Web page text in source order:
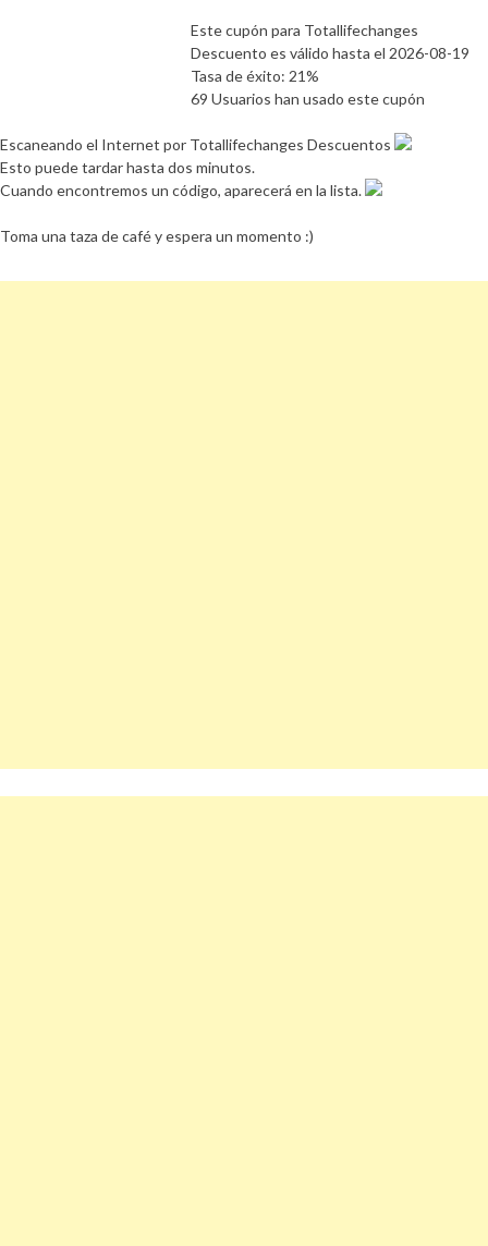
Este cupón para Totallifechanges
Descuento es válido hasta el 2026-08-19
Tasa de éxito: 21%
69 Usuarios han usado este cupón
Escaneando el Internet por Totallifechanges Descuentos
Esto puede tardar hasta dos minutos.
Cuando encontremos un código, aparecerá en la lista.
Toma una taza de café y espera un momento :)